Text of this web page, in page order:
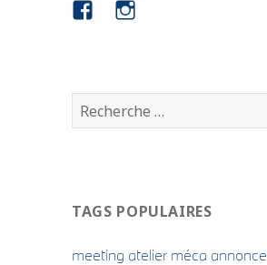
FacebookInstagram
TAGS POPULAIRES
meeting atelier méca annonce